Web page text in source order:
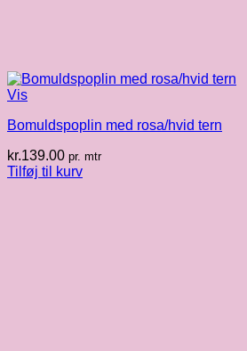
Vis
Bomuldspoplin med rosa/hvid tern
kr.139.00 pr. mtr
Tilføj til kurv